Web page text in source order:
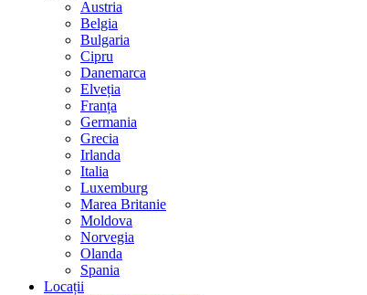
Austria
Belgia
Bulgaria
Cipru
Danemarca
Elveția
Franța
Germania
Grecia
Irlanda
Italia
Luxemburg
Marea Britanie
Moldova
Norvegia
Olanda
Spania
Locații